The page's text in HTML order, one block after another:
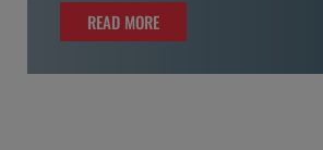
READ MORE
READ MORE